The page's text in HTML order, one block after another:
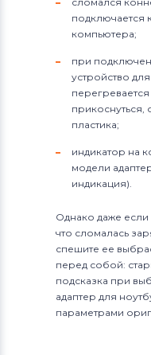
подключается
компьютера;
при
устройство
перегревается
прикоснуться,
пластика;
индикатор на
модели
индикация).
Однако даже если
что сломалась
спешите ее
перед собой:
подсказка при
адаптер для
параметрами